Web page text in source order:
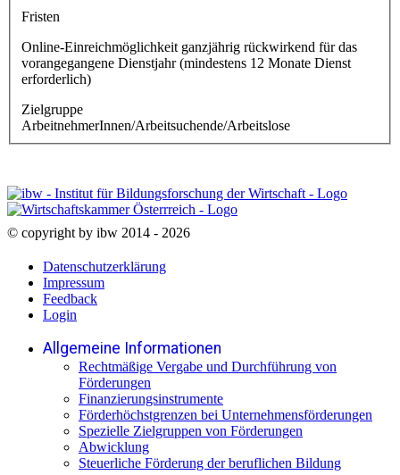
Fristen
Online-Einreichmöglichkeit ganzjährig rückwirkend für das
vorangegangene Dienstjahr (mindestens 12 Monate Dienst
erforderlich)
Zielgruppe
ArbeitnehmerInnen/Arbeitsuchende/Arbeitslose
© copyright by ibw 2014 - 2026
Datenschutzerklärung
Impressum
Feedback
Login
Allgemeine Informationen
Rechtmäßige Vergabe und Durchführung von
Förderungen
Finanzierungsinstrumente
Förderhöchstgrenzen bei Unternehmensförderungen
Spezielle Zielgruppen von Förderungen
Abwicklung
Steuerliche Förderung der beruflichen Bildung